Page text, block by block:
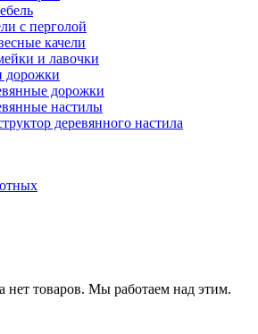
с перголой
качели
и лавочки
дорожки
дорожки
настилы
деревянного настила
нет товаров. Мы работаем над этим.